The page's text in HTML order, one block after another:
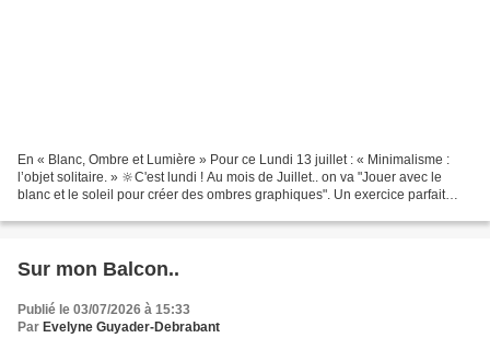
En « Blanc, Ombre et Lumière » Pour ce Lundi 13 juillet : « Minimalisme :
l’objet solitaire. » 🔆C'est lundi ! Au mois de Juillet.. on va "Jouer avec le
blanc et le soleil pour créer des ombres graphiques". Un exercice parfait
Sur mon Balcon..
Publié le 03/07/2026 à 15:33
Par Evelyne Guyader-Debrabant